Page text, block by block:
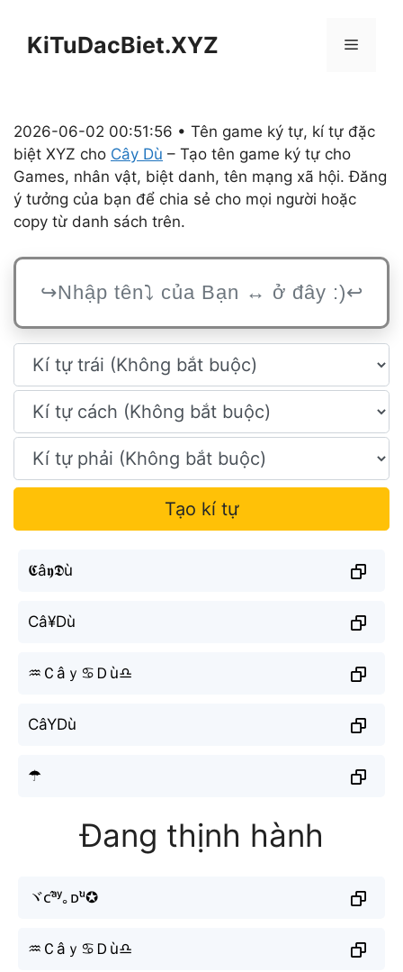
KiTuDacBiet.XYZ Menu
2026-06-02 00:51:56 • Tên game ký tự, kí tự đặc
biệt XYZ cho Cây Dù – Tạo tên game ký tự cho
Games, nhân vật, biệt danh, tên mạng xã hội. Đăng
ý tưởng của bạn để chia sẻ cho mọi người hoặc
copy từ danh sách trên.
Tạo kí tự
𝕮â𝖞𝕯ù
Câ¥Dù
♒︎Ｃâｙ♋︎Ｄù♎︎
CâYDù
☂
Đang thịnh hành
ヾᴄᵃ̂ʸ｡ᴅᵘ̀✪
♒︎Ｃâｙ♋︎Ｄù♎︎